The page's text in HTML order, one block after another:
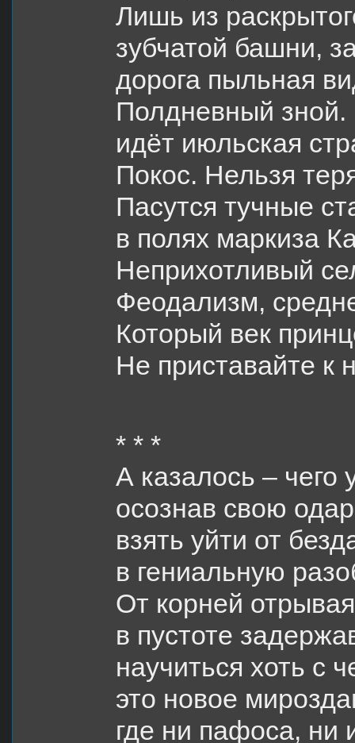
Лишь из
зубчатой башни,
дорога пыльная
Полдневный зной.
идёт июльская
Покос. Нельзя
Пасутся тучные
в полях маркиза
Неприхотливый
Феодализм,
Который век
Не приставайте к
* * *
А казалось – чего
осознав свою
взять уйти от
в гениальную
От корней
в пустоте
научиться хоть с
это новое
где ни пафоса, ни